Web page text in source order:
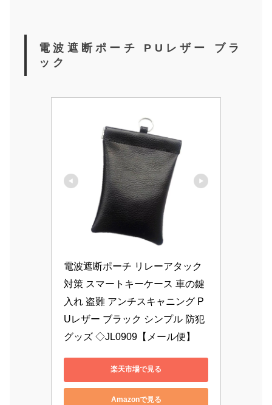
電波遮断ポーチ PUレザー ブラ
ック
電波遮断ポーチ リレーアタック
対策 スマートキーケース 車の鍵
入れ 盗難 アンチスキャニング P
Uレザー ブラック シンプル 防犯
グッズ ◇JL0909【メール便】
楽天市場で見る
Amazonで見る